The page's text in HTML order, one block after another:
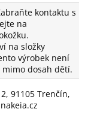
kontaktu s
na
na složky
výrobek není
dosah dětí.
91105 Trenčín,